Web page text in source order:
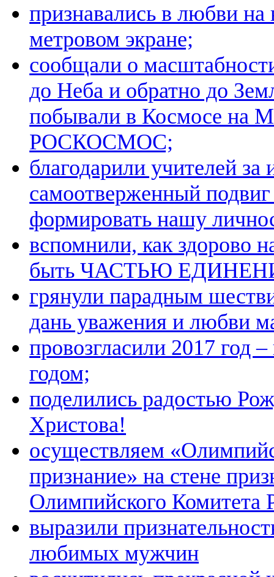
признавались в любви на
метровом экране;
сообщали о
до Неба и обратно до
побывали в Космосе на
РОСКОСМОС;
благодарили учителей за
самоотверженный
формировать нашу
вспомнили, как здорово
быть ЧАСТЬЮ
грянули парадным
дань уважения и любви
провозгласили 2017 год
годом;
поделились радостью
Христова!
осуществляем
признание» на стене
Олимпийского Комитета
выразили
любимых мужчин